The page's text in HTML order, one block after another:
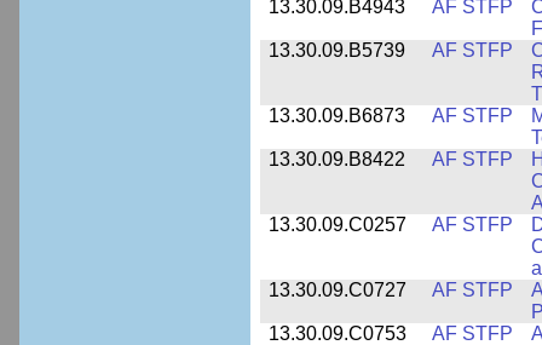
13.30.09.B4943
AF STFP
13.30.09.B5739
AF STFP
13.30.09.B6873
AF STFP
13.30.09.B8422
AF STFP
13.30.09.C0257
AF STFP
13.30.09.C0727
AF STFP
13.30.09.C0753
AF STFP